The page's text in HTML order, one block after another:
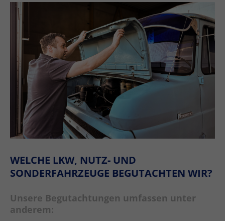
WELCHE LKW, NUTZ- UND
SONDERFAHRZEUGE BEGUTACHTEN WIR?
Unsere Begutachtungen umfassen unter
anderem: